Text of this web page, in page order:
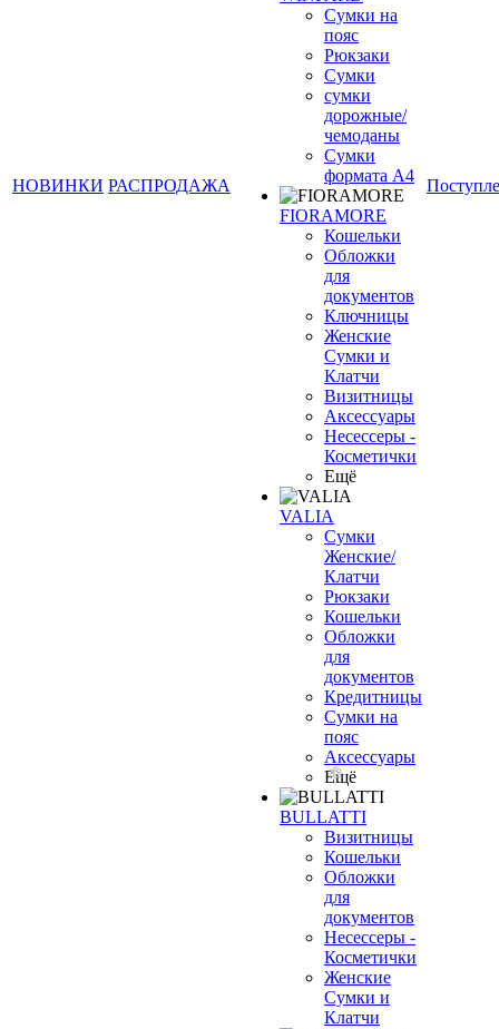
НОВИНКИ РАСПРОДАЖА
Сумки на
пояс
Рюкзаки
Сумки
сумки
дорожные/
чемоданы
Сумки
формата А4
FIORAMORE
Кошельки
Обложки
для
документов
Ключницы
Женские
Сумки и
Клатчи
Визитницы
Аксессуары
Несессеры -
Косметички
Ещё
VALIA
Сумки
Женские/
Клатчи
Рюкзаки
Кошельки
Обложки
для
документов
Кредитницы
Сумки на
пояс
Аксессуары
Ещё
BULLATTI
Визитницы
Кошельки
Обложки
для
документов
Несессеры -
Косметички
Женские
Сумки и
Клатчи